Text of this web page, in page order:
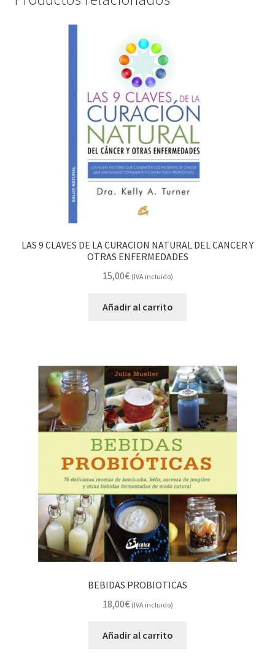
LAS 9 CLAVES DE LA CURACION NATURAL DEL CANCER Y
OTRAS ENFERMEDADES
15,00€ (IVA incluido)
Añadir al carrito
BEBIDAS PROBIOTICAS
18,00€ (IVA incluido)
Añadir al carrito